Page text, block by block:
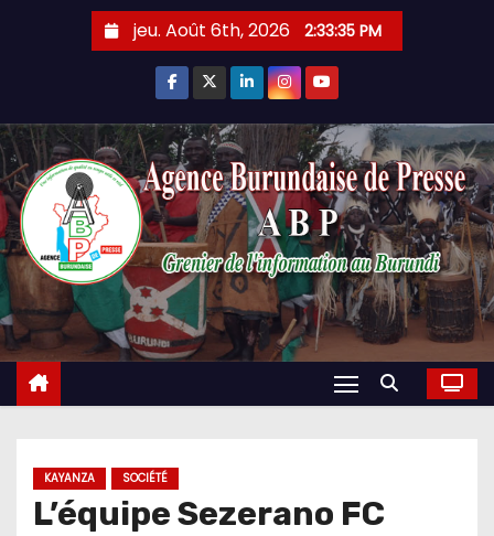
jeu. Août 6th, 2026 2:33:36 PM
KAYANZA SOCIÉTÉ
L’équipe Sezerano FC